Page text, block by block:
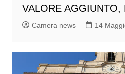
VALORE AGGIUNTO,
Camera news 14